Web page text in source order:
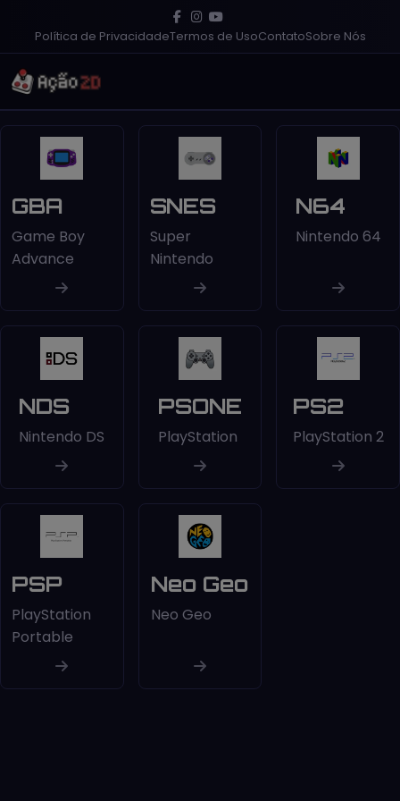
Política de PrivacidadeTermos de UsoContatoSobre Nós
GBA
Game Boy
Advance
SNES
Super
Nintendo
N64
Nintendo 64
NDS
Nintendo DS
PSONE
PlayStation
PS2
PlayStation 2
PSP
PlayStation
Portable
Neo Geo
Neo Geo